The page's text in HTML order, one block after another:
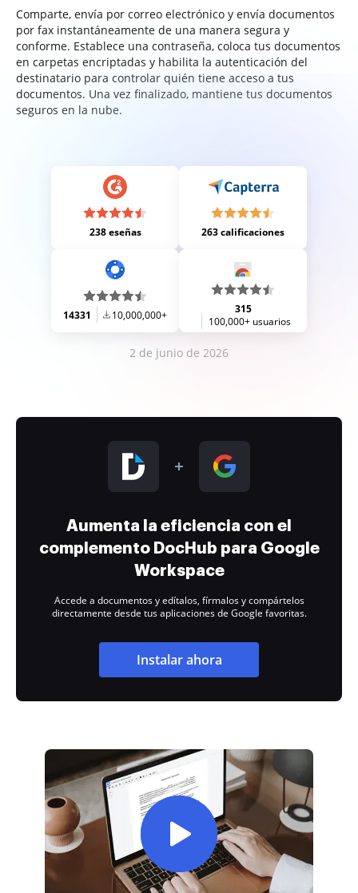
Comparte, envía por correo electrónico y envía documentos
por fax instantáneamente de una manera segura y
conforme. Establece una contraseña, coloca tus documentos
en carpetas encriptadas y habilita la autenticación del
destinatario para controlar quién tiene acceso a tus
documentos. Una vez finalizado, mantiene tus documentos
seguros en la nube.
238 eseñas 263 calificaciones
14331 10,000,000+
315
100,000+ usuarios
2 de junio de 2026
Aumenta la eficiencia con el
complemento DocHub para Google
Workspace
Accede a documentos y edítalos, fírmalos y compártelos
directamente desde tus aplicaciones de Google favoritas.
Instalar ahora